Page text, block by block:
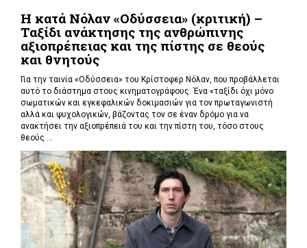
Η κατά Νόλαν «Οδύσσεια» (κριτική) –
Ταξίδι ανάκτησης της ανθρώπινης
αξιοπρέπειας και της πίστης σε θεούς
και θνητούς
Για την ταινία «Οδύσσεια» του Κρίστοφερ Νόλαν,που προβάλλεται
αυτό το διάστημα στους κινηματογράφους. Ένα «ταξίδι όχι μόνο
σωματικών και εγκεφαλικών δοκιμασιών για τον πρωταγωνιστή
αλλά και ψυχολογικών, βάζοντας τον σε έναν δρόμο για να
ανακτήσει την αξιοπρέπειά του και την πίστη του, τόσο στους
θεούς ...